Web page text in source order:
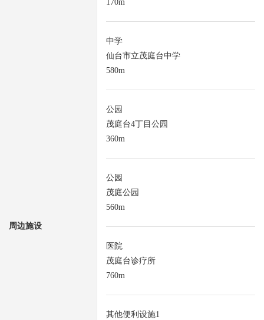
周边施设
170m
中学
仙台市立茂庭台中学
580m
公园
茂庭台4丁目公园
360m
公园
茂庭公园
560m
医院
茂庭台诊疗所
760m
其他便利设施1